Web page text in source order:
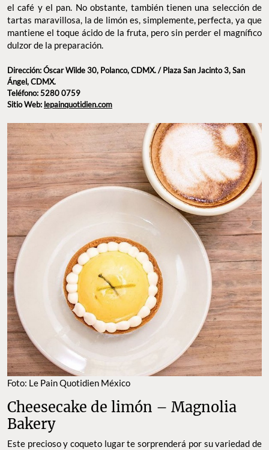
el café y el pan. No obstante, también tienen una selección de
tartas maravillosa, la de limón es, simplemente, perfecta, ya que
mantiene el toque ácido de la fruta, pero sin perder el magnífico
dulzor de la preparación.
Dirección: Óscar Wilde 30, Polanco, CDMX. / Plaza San Jacinto 3, San
Ángel, CDMX.
Teléfono: 5280 0759
Sitio Web: lepainquotidien.com
Foto: Le Pain Quotidien México
Cheesecake de limón – Magnolia
Bakery
Este precioso y coqueto lugar te sorprenderá por su variedad de